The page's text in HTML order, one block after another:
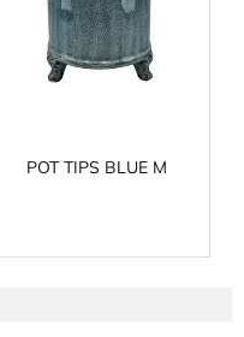
POT TIPS BLUE M